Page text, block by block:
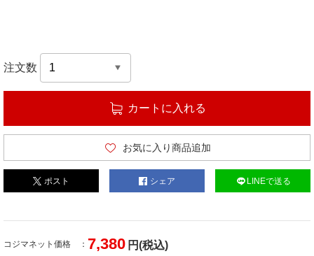
注文数
カートに入れる
お気に入り商品追加
ポスト シェア LINEで送る
コジマネット価格 7,380 円(税込)